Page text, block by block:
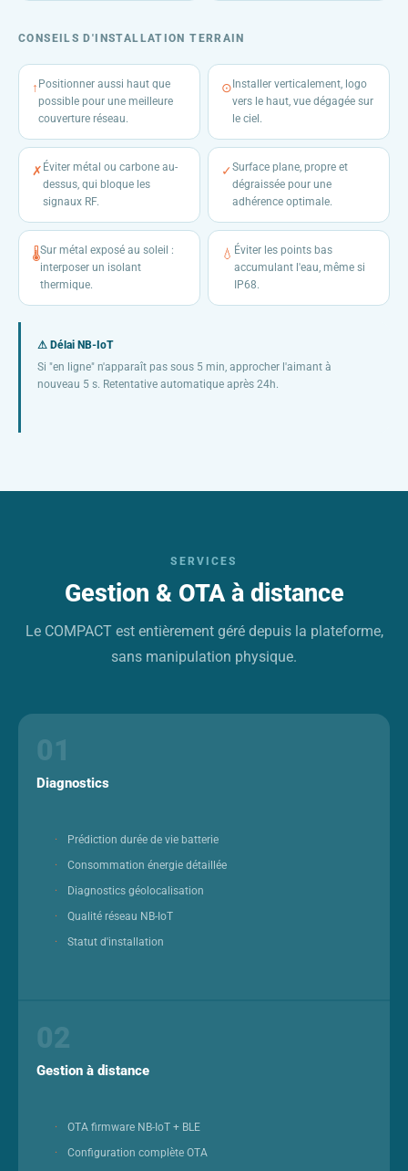
CONSEILS D'INSTALLATION TERRAIN
↑ Positionner aussi haut que
possible pour une meilleure
couverture réseau.
⊙ Installer verticalement, logo
vers le haut, vue dégagée sur
le ciel.
✗ Éviter métal ou carbone au-
dessus, qui bloque les
signaux RF.
✓Surface plane, propre et
dégraissée pour une
adhérence optimale.
🌡Sur métal exposé au soleil :
interposer un isolant
thermique.
💧 Éviter les points bas
accumulant l'eau, même si
IP68.
⚠ Délai NB-IoT
Si "en ligne" n'apparaît pas sous 5 min, approcher l'aimant à
nouveau 5 s. Retentative automatique après 24h.
SERVICES
Gestion & OTA à distance
Le COMPACT est entièrement géré depuis la plateforme,
sans manipulation physique.
01
Diagnostics
Prédiction durée de vie batterie
Consommation énergie détaillée
Diagnostics géolocalisation
Qualité réseau NB-IoT
Statut d'installation
02
Gestion à distance
OTA firmware NB-IoT + BLE
Configuration complète OTA